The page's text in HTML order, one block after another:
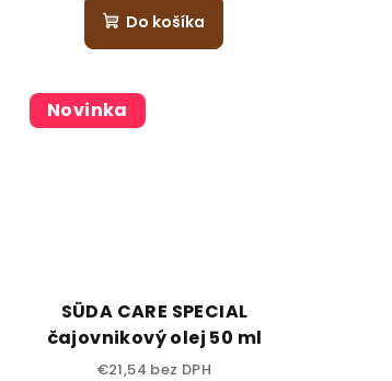
Do košíka
Novinka
SÜDA CARE SPECIAL
čajovnikový olej 50 ml
€21,54 bez DPH